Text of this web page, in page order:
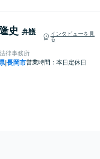
史 弁護
インタビューを見
る
律事務所
|長岡市営業時間：本日定休日